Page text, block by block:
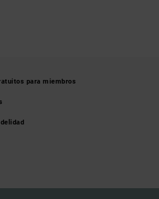
para miembros